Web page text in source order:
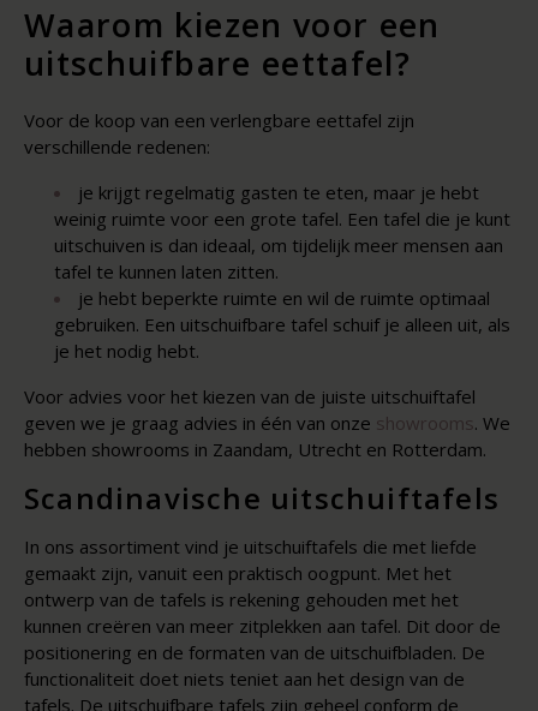
Waarom kiezen voor een
uitschuifbare eettafel?
Voor de koop van een verlengbare eettafel zijn
verschillende redenen:
je krijgt regelmatig gasten te eten, maar je hebt
weinig ruimte voor een grote tafel. Een tafel die je kunt
uitschuiven is dan ideaal, om tijdelijk meer mensen aan
tafel te kunnen laten zitten.
je hebt beperkte ruimte en wil de ruimte optimaal
gebruiken. Een uitschuifbare tafel schuif je alleen uit, als
je het nodig hebt.
Voor advies voor het kiezen van de juiste uitschuiftafel
geven we je graag advies in één van onze showrooms. We
hebben showrooms in Zaandam, Utrecht en Rotterdam.
Scandinavische uitschuiftafels
In ons assortiment vind je uitschuiftafels die met liefde
gemaakt zijn, vanuit een praktisch oogpunt. Met het
ontwerp van de tafels is rekening gehouden met het
kunnen creëren van meer zitplekken aan tafel. Dit door de
positionering en de formaten van de uitschuifbladen. De
functionaliteit doet niets teniet aan het design van de
tafels. De uitschuifbare tafels zijn geheel conform de